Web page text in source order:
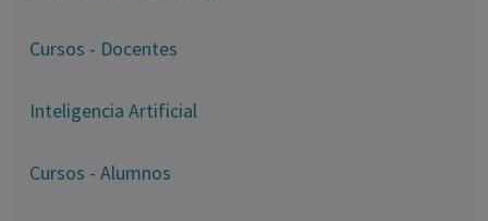
Cursos - Docentes
Inteligencia Artificial
Cursos - Alumnos